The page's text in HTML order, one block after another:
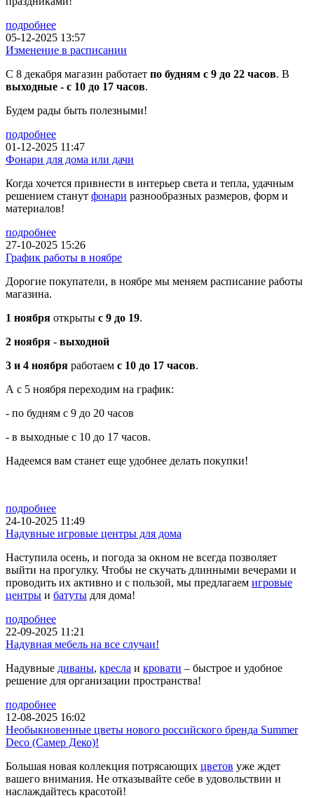
подробнее
05-12-2025 13:57
Изменение в расписании
С 8 декабря магазин работает по будням с 9 до 22 часов. В
выходные - с 10 до 17 часов.
Будем рады быть полезными!
подробнее
01-12-2025 11:47
Фонари для дома или дачи
Когда хочется привнести в интерьер света и тепла, удачным
решением станут фонари разнообразных размеров, форм и
материалов!
подробнее
27-10-2025 15:26
График работы в ноябре
Дорогие покупатели, в ноябре мы меняем расписание работы
магазина.
1 ноября открыты с 9 до 19.
2 ноября - выходной
3 и 4 ноября работаем с 10 до 17 часов.
А с 5 ноября переходим на график:
- по будням с 9 до 20 часов
- в выходные с 10 до 17 часов.
Надеемся вам станет еще удобнее делать покупки!
подробнее
24-10-2025 11:49
Надувные игровые центры для дома
Наступила осень, и погода за окном не всегда позволяет
выйти на прогулку. Чтобы не скучать длинными вечерами и
проводить их активно и с пользой, мы предлагаем игровые
центры и батуты для дома!
подробнее
22-09-2025 11:21
Надувная мебель на все случаи!
Надувные диваны, кресла и кровати – быстрое и удобное
решение для организации пространства!
подробнее
12-08-2025 16:02
Необыкновенные цветы нового российского бренда Summer
Deco (Самер Деко)!
Большая новая коллекция потрясающих цветов уже ждет
вашего внимания. Не отказывайте себе в удовольствии и
наслаждайтесь красотой!